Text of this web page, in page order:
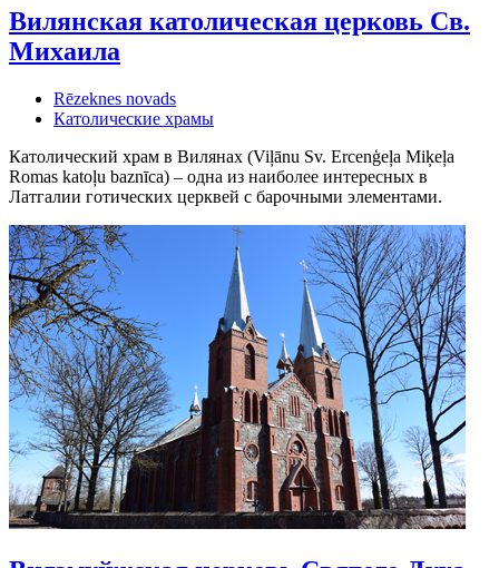
Вилянская католическая церковь Св.
Михаила
Rēzeknes novads
Католические храмы
Католический храм в Вилянах (Viļānu Sv. Ercenģeļa Miķeļa
Romas katoļu baznīca) – одна из наиболее интересных в
Латгалии готических церквей с барочными элементами.